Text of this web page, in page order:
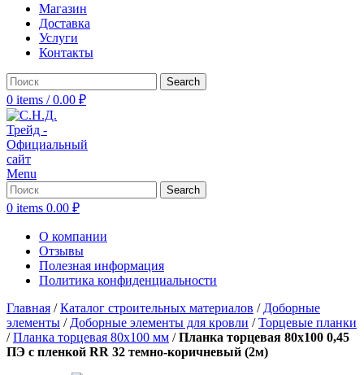
Магазин
Доставка
Услуги
Контакты
Search
0 items / 0.00 ₽
Menu
Search
0 items 0.00 ₽
О компании
Отзывы
Полезная информация
Политика конфиденциальности
Главная /Каталог строительных материалов / Доборные
элементы / Доборные элементы для кровли /Торцевые планки
/Планка торцевая 80х100 мм /Планка торцевая 80х100 0,45
ПЭ с пленкой RR 32 темно-коричневый (2м)